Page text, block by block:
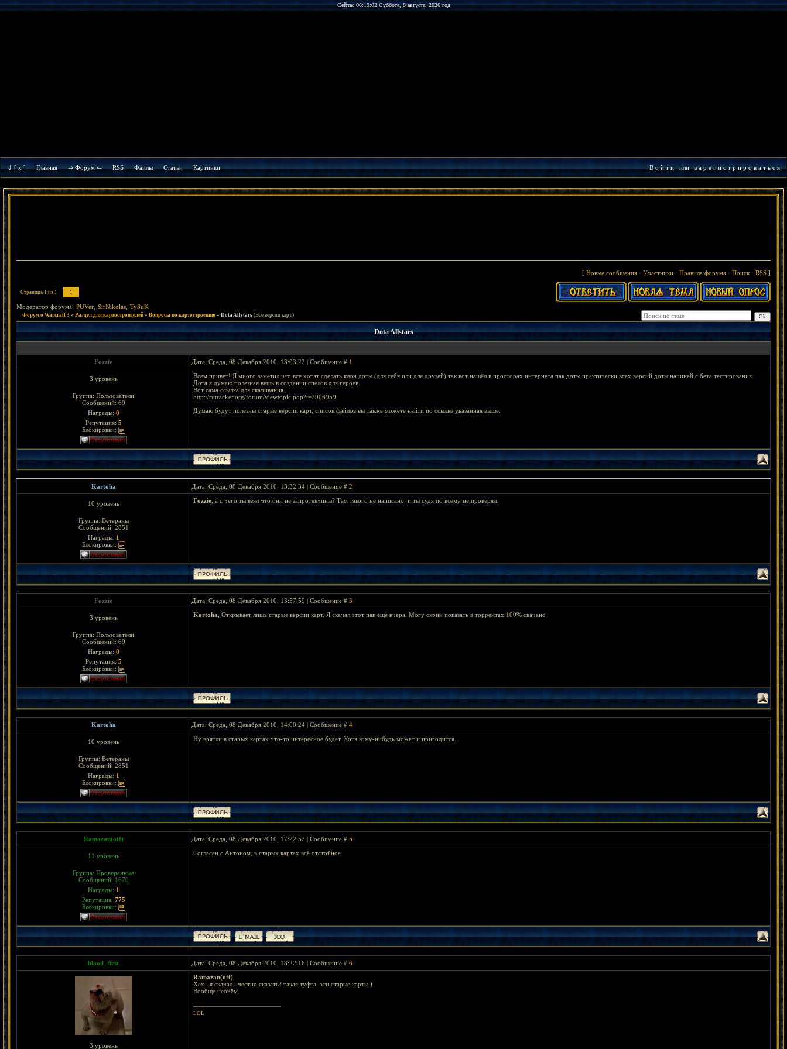
Сейчас 06:19:02 Суббота, 8 августа, 2026 год
⇓ [ x ] Главная ⇒ Форум ⇐ RSS Файлы Cтатьи Картинки В о й т иилиз а р е г и с т р и р о в а т ь с я
[ Новые сообщения · Участники · Правила форума · Поиск · RSS ]
Страница 1 из 1 1
Модератор форума: PUVer SirNikolas Ty3uK
Форум о Warcraft 3 » Раздел для картостроителей » Вопросы по картостроению » Dota Allstars (Все версии карт.)
Dota Allstars
Fozzie Дата: Среда, 08 Декабря 2010, 13:03:22 | Сообщение # 1
3 уровень
Группа: Пользователи
Сообщений: 69
Награды: 0
Репутация: 5
Блокировки:
Всем привет! Я много заметил что все хотят сделать клон доты (для себя или для друзей) так вот нашёл в просторах интернета пак доты практически всех версий доты начинай с бета тестирования.
Дота я думаю полезная вещь в создании спелов для героев.
Вот сама ссылка для скачивания.
http://rutracker.org/forum/viewtopic.php?t=2906959
Думаю будут полезны старые версии карт, список файлов вы также можете найти по ссылке указанная выше.
Kartoha Дата: Среда, 08 Декабря 2010, 13:32:34 | Сообщение # 2
10 уровень
Группа: Ветераны
Сообщений: 2851
Награды: 1
Блокировки:
Fozzie , а с чего ты взял что они не запротекчины? Там такого не написано, и ты судя по всему не проверял.
Fozzie Дата: Среда, 08 Декабря 2010, 13:57:59 | Сообщение # 3
3 уровень
Группа: Пользователи
Сообщений: 69
Награды: 0
Репутация: 5
Блокировки:
Kartoha , Открывает лишь старые версии карт. Я скачал этот пак ещё вчера. Могу скрин показать в торрентах 100% скачано
Kartoha Дата: Среда, 08 Декабря 2010, 14:00:24 | Сообщение # 4
10 уровень
Группа: Ветераны
Сообщений: 2851
Награды: 1
Блокировки:
Ну врятли в старых картах что-то интересное будет. Хотя кому-нибудь может и пригодится.
Ramazan(off) Дата: Среда, 08 Декабря 2010, 17:22:52 | Сообщение # 5
11 уровень
Группа: Проверенные
Сообщений: 1670
Награды: 1
Репутация: 775
Блокировки:
Согласен с Антоном, в старых картах всё отстойное.
blood_first Дата: Среда, 08 Декабря 2010, 18:22:16 | Сообщение # 6
3 уровень
Ramazan(off)
Хех...я скачал...честно сказать? такая туфта..эти старые карты:)
Вообще неочём.
LOL